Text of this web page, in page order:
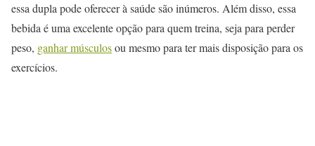
essa dupla pode oferecer à saúde são inúmeros. Além disso, essa
bebida é uma excelente opção para quem treina, seja para perder
peso, ganhar músculosou mesmo para ter mais disposição para os
exercícios.